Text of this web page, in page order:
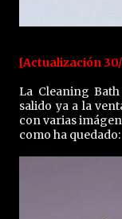
[Actualización
La Cleaning
salido ya a la
con varias
como ha quedado: